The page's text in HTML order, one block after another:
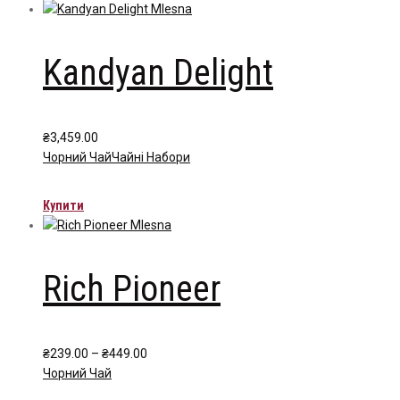
Kandyan Delight
₴3,459.00
Чорний ЧайЧайні Набори
Купити
Rich Pioneer
₴239.00 – ₴449.00
Чорний Чай